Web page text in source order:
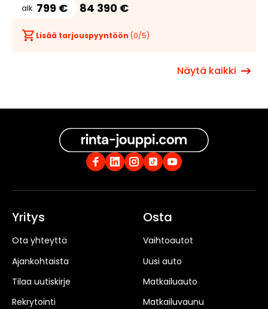
alk. 799 € 84 390 €
Lisää tarjouspyyntöön (0/5)
Näytä kaikki
Yritys
Ota yhteyttä
Ajankohtaista
Tilaa uutiskirje
Rekrytointi
Osta
Vaihtoautot
Uusi auto
Matkailuauto
Matkailuvaunu